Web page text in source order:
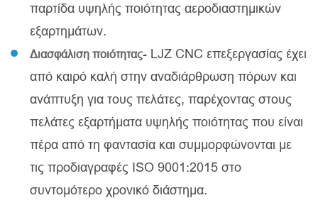
παρτίδα υψηλής ποιότητας αεροδιαστημικών
εξαρτημάτων.
Διασφάλιση ποιότητας- LJZ CNC επεξεργασίας έχει
από καιρό καλή στην αναδιάρθρωση πόρων και
ανάπτυξη για τους πελάτες, παρέχοντας στους
πελάτες εξαρτήματα υψηλής ποιότητας που είναι
πέρα από τη φαντασία και συμμορφώνονται με
τις προδιαγραφές ISO 9001:2015 στο
συντομότερο χρονικό διάστημα.